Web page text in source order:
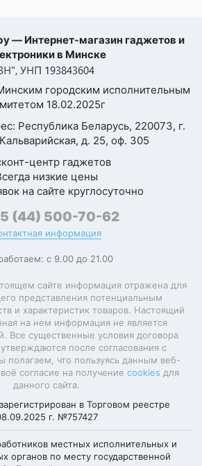
(Recovery Time),
расчет готовности к
тренировке (Body
Battery), расчет
статуса
вариабельности
сердечного ритма
(HRV)
Конструкция
Размеры и вес
45 мм
45 мм
12 мм
что это лучший
активного
себе,
—
товар,
черный
Консультант
выбором, все
Доставка
мужу, он в
—
товар,
дефектов.
была
помогли с
Доставили
— Интернет-магазин гаджетов и
в Минске
городским исполнительным
18.02.2025г
Республика Беларусь, 220073, г.
д. 25, оф. 305
центр гаджетов
низкие цены
на сайте круглосуточно
(44) 500-70-62
информация
с 9.00 до 21.00
сайте информация отражена для
представления потенциальным
и характеристик товаров. Настоящий
на нем информация не является
Все существенные условия договора
после согласования с
полагаем, что пользуясь данным веб-
согласие на получение cookies для
данного сайта.
в Торговом реестре
г. №757427
местных исполнительных и
органов по месту государственной